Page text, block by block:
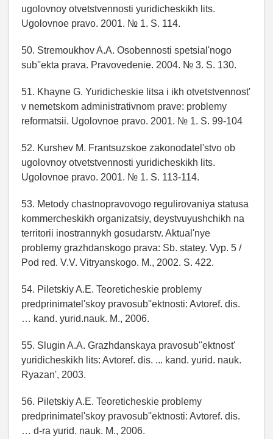
ugolovnoy otvetstvennosti yuridicheskikh lits.
Ugolovnoe pravo. 2001. № 1. S. 114.
50. Stremoukhov A.A. Osobennosti spetsial'nogo
sub''ekta prava. Pravovedenie. 2004. № 3. S. 130.
51. Khayne G. Yuridicheskie litsa i ikh otvetstvennost'
v nemetskom administrativnom prave: problemy
reformatsii. Ugolovnoe pravo. 2001. № 1. S. 99-104
52. Kurshev M. Frantsuzskoe zakonodatel'stvo ob
ugolovnoy otvetstvennosti yuridicheskikh lits.
Ugolovnoe pravo. 2001. № 1. S. 113-114.
53. Metody chastnopravovogo regulirovaniya statusa
kommercheskikh organizatsiy, deystvuyushchikh na
territorii inostrannykh gosudarstv. Aktual'nye
problemy grazhdanskogo prava: Sb. statey. Vyp. 5 /
Pod red. V.V. Vitryanskogo. M., 2002. S. 422.
54. Piletskiy A.E. Teoreticheskie problemy
predprinimatel'skoy pravosub''ektnosti: Avtoref. dis.
… kand. yurid.nauk. M., 2006.
55. Slugin A.A. Grazhdanskaya pravosub''ektnost'
yuridicheskikh lits: Avtoref. dis. ... kand. yurid. nauk.
Ryazan', 2003.
56. Piletskiy A.E. Teoreticheskie problemy
predprinimatel'skoy pravosub''ektnosti: Avtoref. dis.
… d-ra yurid. nauk. M., 2006.